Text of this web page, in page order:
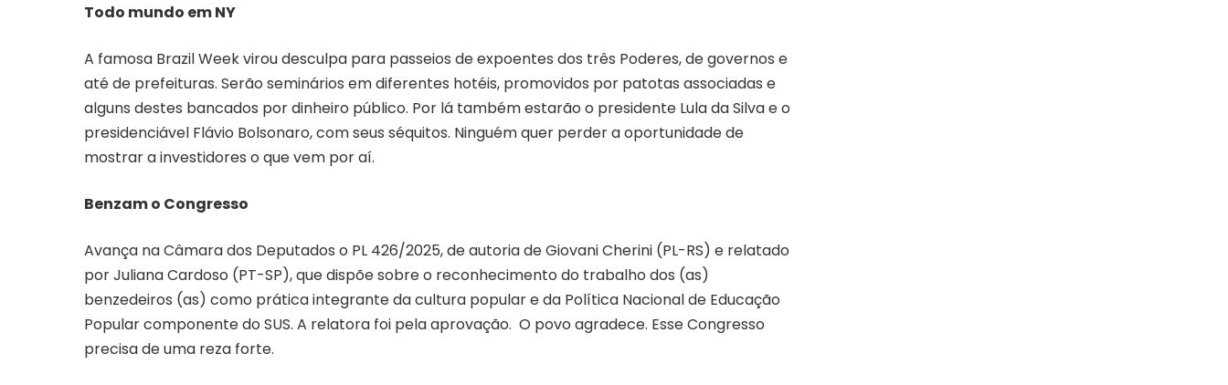
Todo mundo em NY
A famosa Brazil Week virou desculpa para passeios de expoentes dos três Poderes, de governos e
até de prefeituras. Serão seminários em diferentes hotéis, promovidos por patotas associadas e
alguns destes bancados por dinheiro público. Por lá também estarão o presidente Lula da Silva e o
presidenciável Flávio Bolsonaro, com seus séquitos. Ninguém quer perder a oportunidade de
mostrar a investidores o que vem por aí.
Benzam o Congresso
Avança na Câmara dos Deputados o PL 426/2025, de autoria de Giovani Cherini (PL-RS) e relatado
por Juliana Cardoso (PT-SP), que dispõe sobre o reconhecimento do trabalho dos (as)
benzedeiros (as) como prática integrante da cultura popular e da Política Nacional de Educação
Popular componente do SUS. A relatora foi pela aprovação. O povo agradece. Esse Congresso
precisa de uma reza forte.